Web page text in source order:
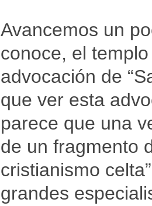
Avancemos un
conoce, el
advocación de
que ver esta
parece que una
de un fragmento
cristianismo
grandes